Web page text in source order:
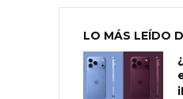
LO MÁS LEÍDO